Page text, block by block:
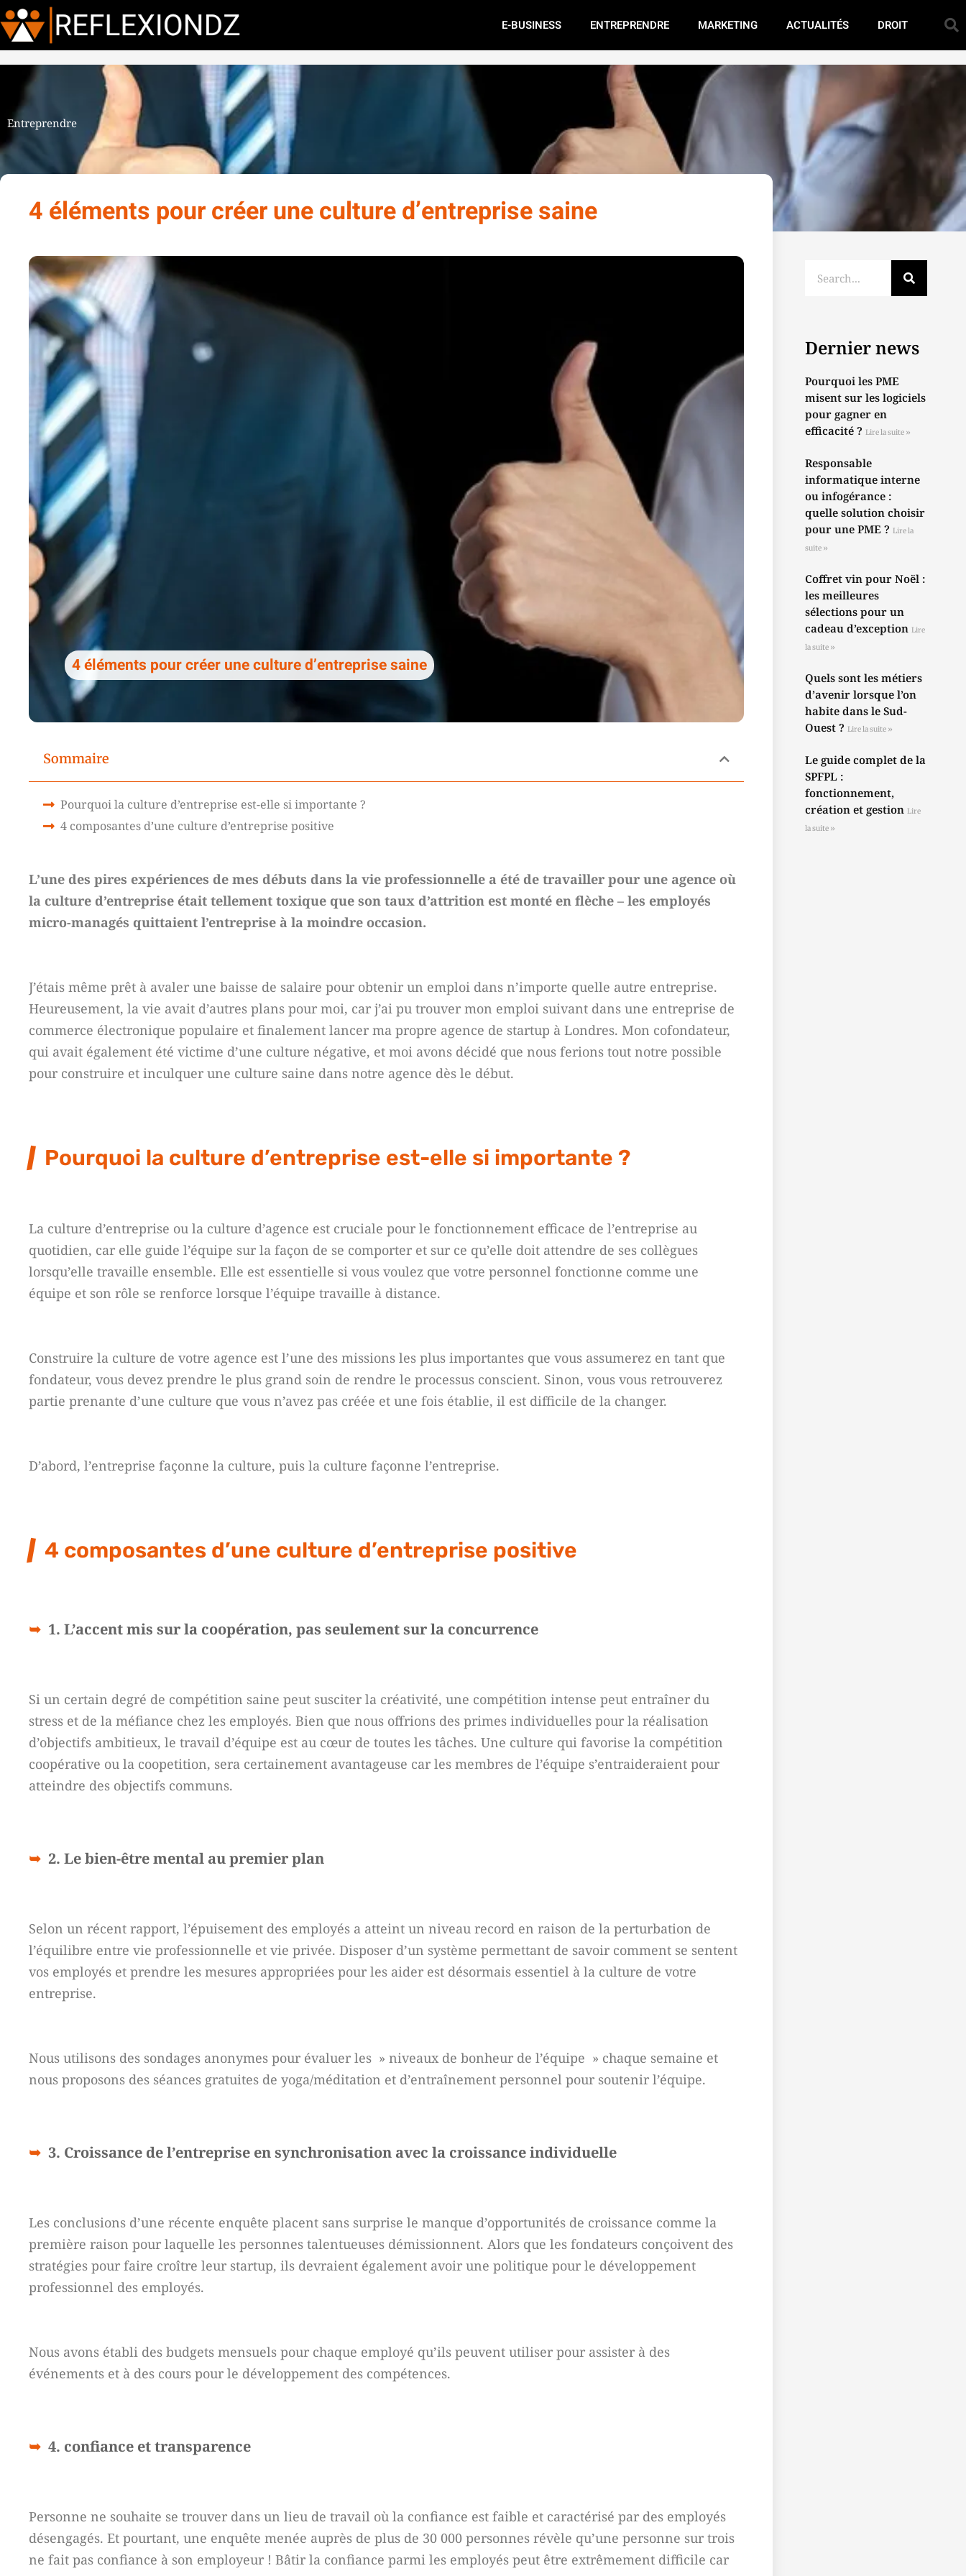
E-BUSINESS ENTREPRENDRE MARKETING ACTUALITÉS DROIT
Entreprendre
4 éléments pour créer une culture d’entreprise saine
4 éléments pour créer une culture d’entreprise saine
Sommaire
Pourquoi la culture d’entreprise est-elle si importante ?
4 composantes d’une culture d’entreprise positive
L’une des pires expériences de mes débuts dans la vie professionnelle a été de travailler pour une agence où
la culture d’entreprise était tellement toxique que son taux d’attrition est monté en flèche – les employés
micro-managés quittaient l’entreprise à la moindre occasion.
J’étais même prêt à avaler une baisse de salaire pour obtenir un emploi dans n’importe quelle autre entreprise.
Heureusement, la vie avait d’autres plans pour moi, car j’ai pu trouver mon emploi suivant dans une entreprise de
commerce électronique populaire et finalement lancer ma propre agence de startup à Londres. Mon cofondateur,
qui avait également été victime d’une culture négative, et moi avons décidé que nous ferions tout notre possible
pour construire et inculquer une culture saine dans notre agence dès le début.
Pourquoi la culture d’entreprise est-elle si importante ?
La culture d’entreprise ou la culture d’agence est cruciale pour le fonctionnement efficace de l’entreprise au
quotidien, car elle guide l’équipe sur la façon de se comporter et sur ce qu’elle doit attendre de ses collègues
lorsqu’elle travaille ensemble. Elle est essentielle si vous voulez que votre personnel fonctionne comme une
équipe et son rôle se renforce lorsque l’équipe travaille à distance.
Construire la culture de votre agence est l’une des missions les plus importantes que vous assumerez en tant que
fondateur, vous devez prendre le plus grand soin de rendre le processus conscient. Sinon, vous vous retrouverez
partie prenante d’une culture que vous n’avez pas créée et une fois établie, il est difficile de la changer.
D’abord, l’entreprise façonne la culture, puis la culture façonne l’entreprise.
4 composantes d’une culture d’entreprise positive
1. L’accent mis sur la coopération, pas seulement sur la concurrence
Si un certain degré de compétition saine peut susciter la créativité, une compétition intense peut entraîner du
stress et de la méfiance chez les employés. Bien que nous offrions des primes individuelles pour la réalisation
d’objectifs ambitieux, le travail d’équipe est au cœur de toutes les tâches. Une culture qui favorise la compétition
coopérative ou la coopetition, sera certainement avantageuse car les membres de l’équipe s’entraideraient pour
atteindre des objectifs communs.
2. Le bien-être mental au premier plan
Selon un récent rapport, l’épuisement des employés a atteint un niveau record en raison de la perturbation de
l’équilibre entre vie professionnelle et vie privée. Disposer d’un système permettant de savoir comment se sentent
vos employés et prendre les mesures appropriées pour les aider est désormais essentiel à la culture de votre
entreprise.
Nous utilisons des sondages anonymes pour évaluer les » niveaux de bonheur de l’équipe » chaque semaine et
nous proposons des séances gratuites de yoga/méditation et d’entraînement personnel pour soutenir l’équipe.
3. Croissance de l’entreprise en synchronisation avec la croissance individuelle
Les conclusions d’une récente enquête placent sans surprise le manque d’opportunités de croissance comme la
première raison pour laquelle les personnes talentueuses démissionnent. Alors que les fondateurs conçoivent des
stratégies pour faire croître leur startup, ils devraient également avoir une politique pour le développement
professionnel des employés.
Nous avons établi des budgets mensuels pour chaque employé qu’ils peuvent utiliser pour assister à des
événements et à des cours pour le développement des compétences.
4. confiance et transparence
Personne ne souhaite se trouver dans un lieu de travail où la confiance est faible et caractérisé par des employés
désengagés. Et pourtant, une enquête menée auprès de plus de 30 000 personnes révèle qu’une personne sur trois
ne fait pas confiance à son employeur ! Bâtir la confiance parmi les employés peut être extrêmement difficile car
Dernier news
Pourquoi les PME
misent sur les logiciels
pour gagner en
efficacité ?Lire la suite »
Responsable
informatique interne
ou infogérance :
quelle solution choisir
pour une PME ?Lire la
suite »
Coffret vin pour Noël :
les meilleures
sélections pour un
cadeau d’exceptionLire
la suite »
Quels sont les métiers
d’avenir lorsque l’on
habite dans le Sud-
Ouest ?Lire la suite »
Le guide complet de la
SPFPL :
fonctionnement,
création et gestionLire
la suite »